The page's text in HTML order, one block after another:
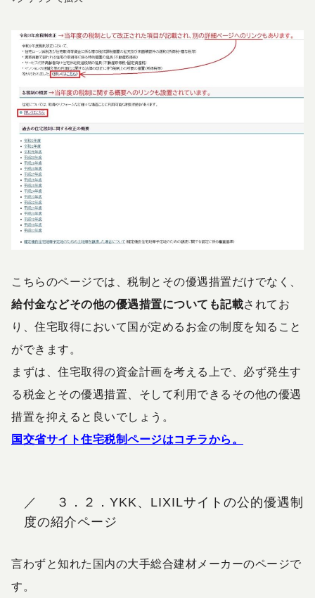
こちらのページでは、税制とその優遇措置だけでなく、
給付金などその他の優遇措置についても記載されてお
り、住宅取得において国が定めるお金の制度を知ること
ができます。
まずは、住宅取得の資金計画を考える上で、必ず発生す
る税金とその優遇措置、そして利用できるその他の優遇
措置を抑えると良いでしょう。
国交省サイト住宅税制ページはコチラから。
３．２．YKK、LIXILサイトの公的優遇制
度の紹介ページ
言わずと知れた国内の大手総合建材メーカーのページで
す。